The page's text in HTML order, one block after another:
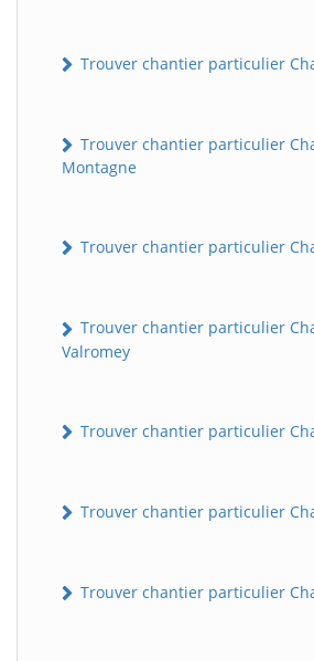
Trouver chantier particulier
Trouver chantier particulier
Montagne
Trouver chantier particulier
Trouver chantier particulier
Valromey
Trouver chantier particulier
Trouver chantier particulier
Trouver chantier particulier